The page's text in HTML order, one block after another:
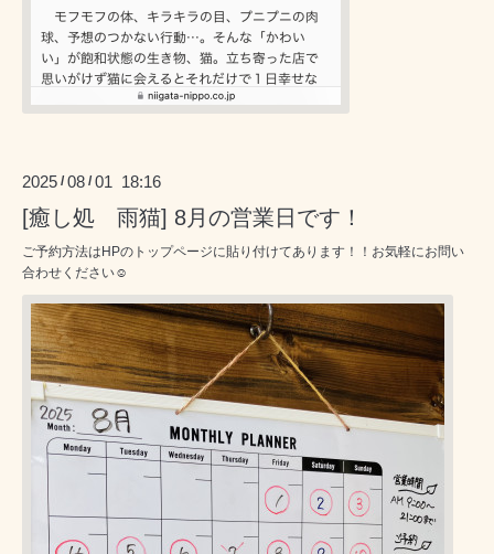
2025 /08 /01 18:16
[癒し処 雨猫] 8月の営業日です！
ご予約方法はHPのトップページに貼り付けてあります！！お気軽にお問い
合わせください☺️